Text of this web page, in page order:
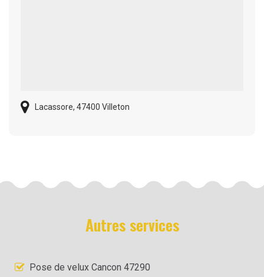
Lacassore, 47400 Villeton
Autres services
Pose de velux Cancon 47290